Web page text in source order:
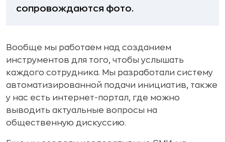
сопровождаются фото.
Вообще мы работаем над созданием
инструментов для того, чтобы услышать
каждого сотрудника. Мы разработали систему
автоматизированной подачи инициатив, также
у нас есть интернет-портал, где можно
выводить актуальные вопросы на
общественную дискуссию.